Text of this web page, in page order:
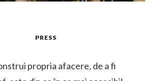
PRESS
propria afacere, de a fi